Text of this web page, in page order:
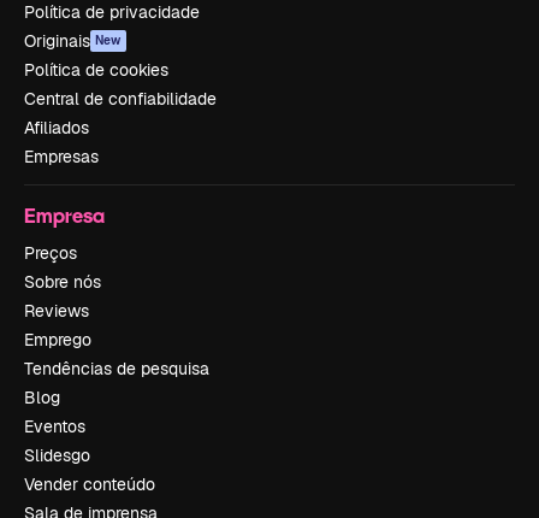
Política de privacidade
Originais New
Política de cookies
Central de confiabilidade
Afiliados
Empresas
Empresa
Preços
Sobre nós
Reviews
Emprego
Tendências de pesquisa
Blog
Eventos
Slidesgo
Vender conteúdo
Sala de imprensa